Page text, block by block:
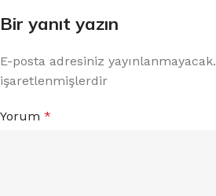
Bir yanıt yazın
E-posta adresiniz yayınlanmayacak.
işaretlenmişlerdir
Yorum *